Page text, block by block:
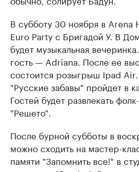
В субботу 30 ноября в Arena
Euro Party c Бригадой У. В
будет музыкальная
гость — Adriana. После ее
состоится розыгрыш Ipad
"Русские забавы" пройдет в
Гостей будет развлекать
"Решето".
После бурной субботы в
можно сходить на мастер-
памяти "Запомнить все!" в